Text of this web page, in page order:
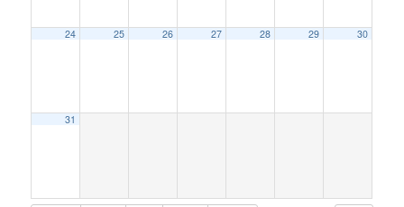
24 25 26 27 28 29 30
31